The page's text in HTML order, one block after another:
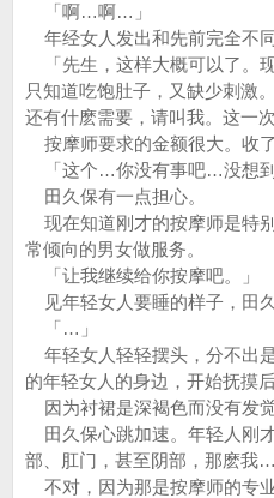
「啊…啊…」
年经女人发出和先前完全不
「先生，这样大概可以了。
只知道吃饱肚子，又缺少刺激
还有什麽需要，请叫我。这一
按摩师要求的金额很大。收了
「这个…你没有事吧…没想到
田久保有一点担心。
现在知道刚才的按摩师是特
常倾向的男女做服务。
「让我继续给你按摩吧。」
见年轻女人要睡的样子，田久
「…」
年轻女人轻轻摆头，分不出
的年轻女人的身边，开始抚摸后
因为衬裙是深褐色而没有发
田久保心跳加速。年轻人刚
部、肛门，甚至阴部，那麽我…
不对，因为那是按摩师的专